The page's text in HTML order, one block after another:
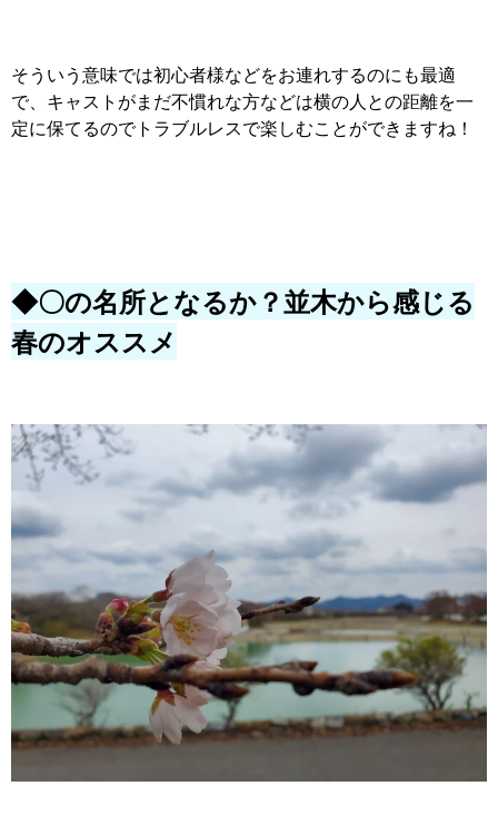
そういう意味では初心者様などをお連れするのにも最適
で、キャストがまだ不慣れな方などは横の人との距離を一
定に保てるのでトラブルレスで楽しむことができますね！
◆〇の名所となるか？並木から感じる
春のオススメ